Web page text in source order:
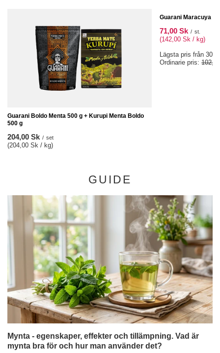
Guarani Boldo Menta 500 g + Kurupi Menta Boldo
500 g
204,00 Sk / set
(204,00 Sk / kg)
Guarani Maracuya
71,00 Sk / st.
(142,00 Sk / kg)
Lägsta pris från 30
Ordinarie pris:
GUIDE
Mynta - egenskaper, effekter och tillämpning. Vad är
mynta bra för och hur man använder det?